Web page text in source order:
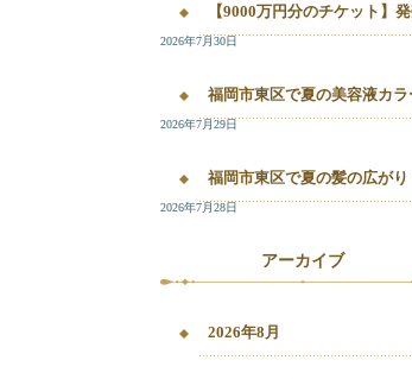
2026年7月30日
2026年7月29日
2026年7月28日
アーカイブ
2026年8月